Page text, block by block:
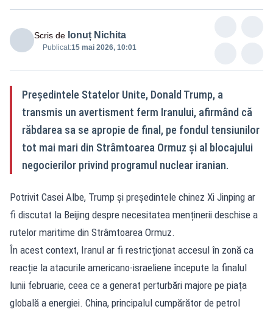
Scris de Ionuț Nichita
Publicat:15 mai 2026, 10:01
Președintele Statelor Unite, Donald Trump, a
transmis un avertisment ferm Iranului, afirmând că
răbdarea sa se apropie de final, pe fondul tensiunilor
tot mai mari din Strâmtoarea Ormuz și al blocajului
negocierilor privind programul nuclear iranian.
Potrivit Casei Albe, Trump și președintele chinez Xi Jinping ar
fi discutat la Beijing despre necesitatea menținerii deschise a
rutelor maritime din Strâmtoarea Ormuz.
În acest context, Iranul ar fi restricționat accesul în zonă ca
reacție la atacurile americano-israeliene începute la finalul
lunii februarie, ceea ce a generat perturbări majore pe piața
globală a energiei. China, principalul cumpărător de petrol